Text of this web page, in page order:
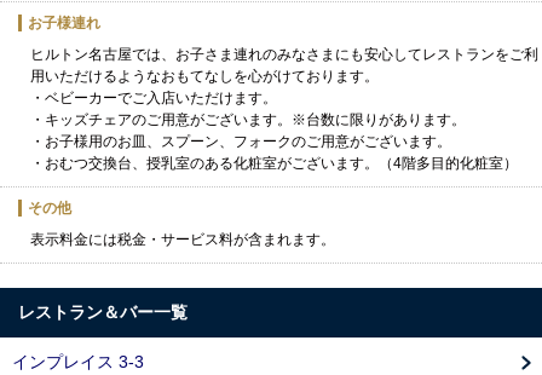
お子様連れ
ヒルトン名古屋では、お子さま連れのみなさまにも安心してレストランをご利
用いただけるようなおもてなしを心がけております。
・ベビーカーでご入店いただけます。
・キッズチェアのご用意がございます。※台数に限りがあります。
・お子様用のお皿、スプーン、フォークのご用意がございます。
・おむつ交換台、授乳室のある化粧室がございます。（4階多目的化粧室）
その他
表示料金には税金・サービス料が含まれます。
レストラン＆バー一覧
インプレイス 3-3